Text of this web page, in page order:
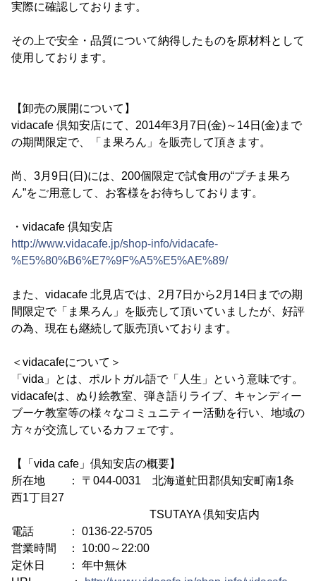
実際に確認しております。
その上で安全・品質について納得したものを原材料として
使用しております。
【卸売の展開について】
vidacafe 倶知安店にて、2014年3月7日(金)～14日(金)まで
の期間限定で、「ま果ろん」を販売して頂きます。
尚、3月9日(日)には、200個限定で試食用の“プチま果ろ
ん”をご用意して、お客様をお待ちしております。
・vidacafe 倶知安店
http://www.vidacafe.jp/shop-info/vidacafe-
%E5%80%B6%E7%9F%A5%E5%AE%89/
また、vidacafe 北見店では、2月7日から2月14日までの期
間限定で「ま果ろん」を販売して頂いていましたが、好評
の為、現在も継続して販売頂いております。
＜vidacafeについて＞
「vida」とは、ポルトガル語で「人生」という意味です。
vidacafeは、ぬり絵教室、弾き語りライブ、キャンディー
ブーケ教室等の様々なコミュニティー活動を行い、地域の
方々が交流しているカフェです。
【「vida cafe」倶知安店の概要】
所在地 ： 〒044-0031 北海道虻田郡倶知安町南1条
西1丁目27
TSUTAYA 倶知安店内
電話 ： 0136-22-5705
営業時間 ： 10:00～22:00
定休日 ： 年中無休